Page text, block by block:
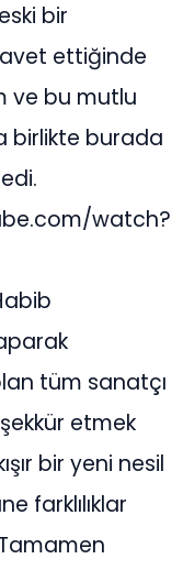
bir
ettiğinde
ve bu mutlu
birlikte burada
watch?
tüm sanatçı
etmek
bir yeni nesil
farklılıklar